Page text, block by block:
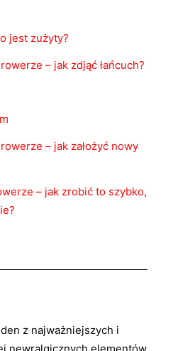
jest zużyty?
– jak zdjąć łańcuch?
– jak założyć nowy
– jak zrobić to szybko,
z najważniejszych i